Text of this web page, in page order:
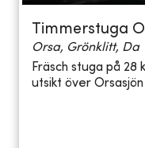
Timmerstuga
Orsa, Grönklitt, Da
Fräsch stuga på 28
utsikt över